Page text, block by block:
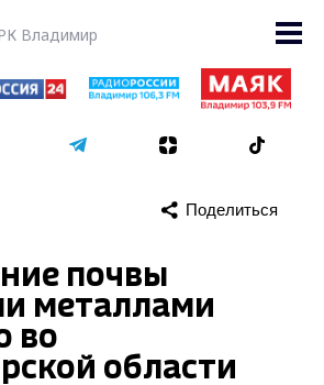
Владимир
Поделиться
почвы
металлами
во
области